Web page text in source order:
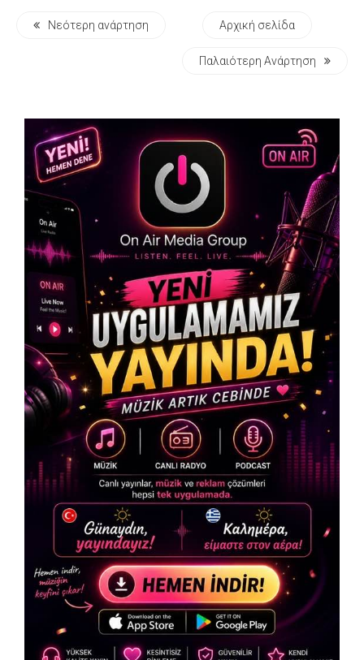
Νεότερη ανάρτηση Αρχική σελίδα
Παλαιότερη Ανάρτηση